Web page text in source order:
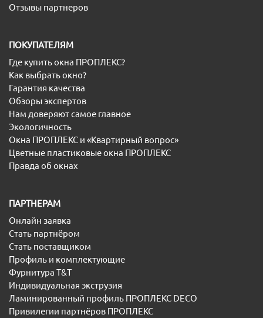
Отзывы партнеров
ПОКУПАТЕЛЯМ
Где купить окна ПРОПЛЕКС?
Как выбрать окно?
Гарантия качества
Обзоры экспертов
Нам доверяют самое главное
Экологичность
Окна ПРОПЛЕКС и «Квартирный вопрос»
Цветные пластиковые окна ПРОПЛЕКС
Правда об окнах
ПАРТНЕРАМ
Онлайн заявка
Стать партнёром
Стать поставщиком
Профиль и комплектующие
Фурнитура T&T
Индивидуальная экструзия
Ламинированный профиль ПРОПЛЕКС DECO
Привилегии партнёров ПРОПЛЕКС